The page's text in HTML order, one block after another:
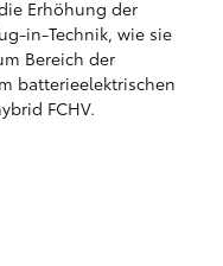
Erhöhung der
in-Technik, wie sie
Bereich der
batterieelektrischen
FCHV.